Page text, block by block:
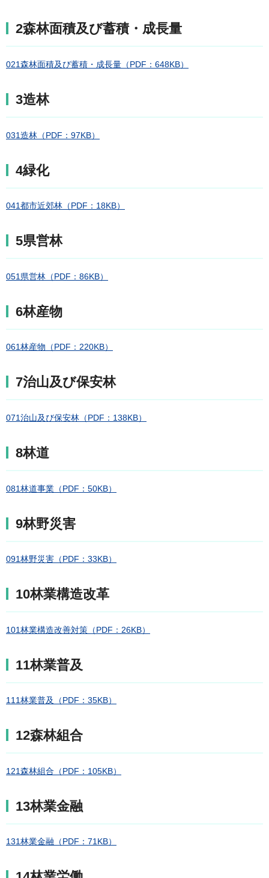
2森林面積及び蓄積・成長量
021森林面積及び蓄積・成長量（PDF：648KB）
3造林
031造林（PDF：97KB）
4緑化
041都市近郊林（PDF：18KB）
5県営林
051県営林（PDF：86KB）
6林産物
061林産物（PDF：220KB）
7治山及び保安林
071治山及び保安林（PDF：138KB）
8林道
081林道事業（PDF：50KB）
9林野災害
091林野災害（PDF：33KB）
10林業構造改革
101林業構造改善対策（PDF：26KB）
11林業普及
111林業普及（PDF：35KB）
12森林組合
121森林組合（PDF：105KB）
13林業金融
131林業金融（PDF：71KB）